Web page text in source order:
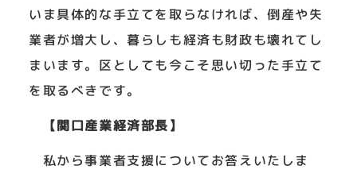
いま具体的な手立てを取らなければ、倒産や失
業者が増大し、暮らしも経済も財政も壊れてし
まいます。区としても今こそ思い切った手立て
を取るべきです。
【関口産業経済部長】
私から事業者支援についてお答えいたしま